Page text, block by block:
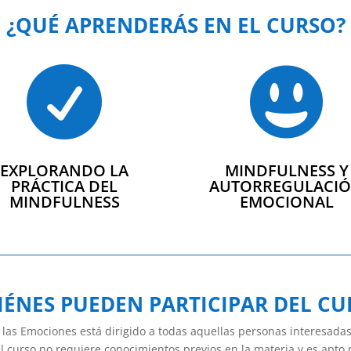
¿QUÉ APRENDERÁS EN EL CURSO?

EXPLORANDO LA
PRÁCTICA DEL
MINDFULNESS

MINDFULNESS Y
EMOCIONAL
PUEDEN PARTICIPAR DEL
Emociones está dirigido a todas aquellas personas